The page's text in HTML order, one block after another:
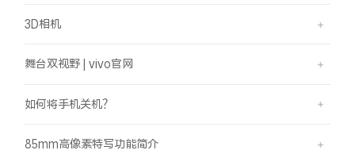
3D相机
舞台双视野 | vivo官网
如何将手机关机？
85mm高像素特写功能简介